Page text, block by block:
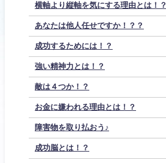
横軸より縦軸を気にする理由とは！？
あなたは他人任せですか！？？
成功するためには！？
強い精神力とは！？
敵は４つか！？
お金に嫌われる理由とは！？
障害物を取り払おう♪
成功脳とは！？